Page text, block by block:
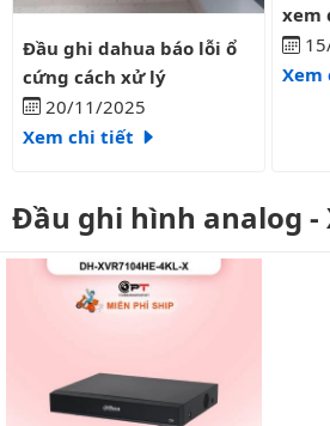
Đầu ghi dahua báo lỗi ổ cứng cách xử
Đầu ghi dahua báo lỗi ổ
cứng cách xử lý
20/11/2025
Xem chi tiết
xem
Đầu ghi hình analog -